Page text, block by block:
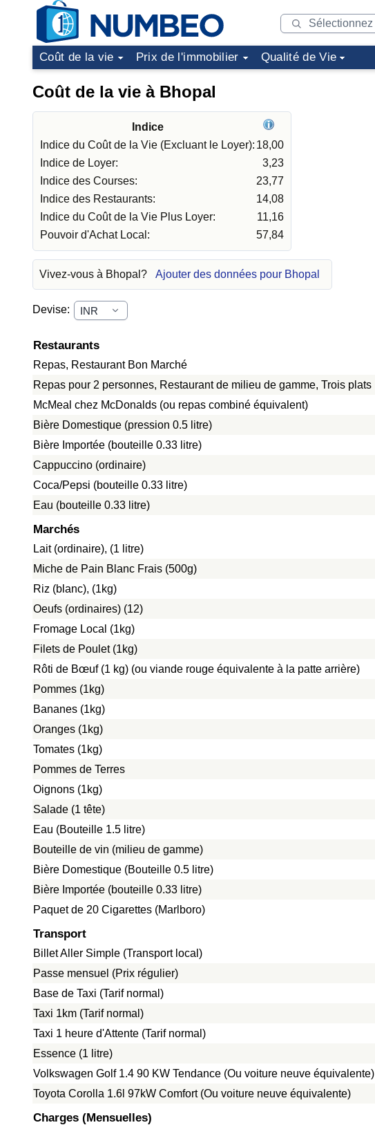
Coût de la vie Prix de l'immobilier Qualité de Vie
Coût de la vie à Bhopal
Indice
Indice du Coût de la Vie (Excluant le Loyer): 18,00
Indice de Loyer:
3,23
Indice des Courses:
23,77
Indice des Restaurants:
14,08
Indice du Coût de la Vie Plus Loyer:
11,16
Pouvoir d'Achat Local:
57,84
Vivez-vous à Bhopal? Ajouter des données pour Bhopal
Devise:
Restaurants
Repas, Restaurant Bon Marché
Repas pour 2 personnes, Restaurant de milieu de gamme, Trois plats
McMeal chez McDonalds (ou repas combiné équivalent)
Bière Domestique (pression 0.5 litre)
Bière Importée (bouteille 0.33 litre)
Cappuccino (ordinaire)
Coca/Pepsi (bouteille 0.33 litre)
Eau (bouteille 0.33 litre)
Marchés
Lait (ordinaire), (1 litre)
Miche de Pain Blanc Frais (500g)
Riz (blanc), (1kg)
Oeufs (ordinaires) (12)
Fromage Local (1kg)
Filets de Poulet (1kg)
Rôti de Bœuf (1 kg) (ou viande rouge équivalente à la patte arrière)
Pommes (1kg)
Bananes (1kg)
Oranges (1kg)
Tomates (1kg)
Pommes de Terres
Oignons (1kg)
Salade (1 tête)
Eau (Bouteille 1.5 litre)
Bouteille de vin (milieu de gamme)
Bière Domestique (Bouteille 0.5 litre)
Bière Importée (bouteille 0.33 litre)
Paquet de 20 Cigarettes (Marlboro)
Transport
Billet Aller Simple (Transport local)
Passe mensuel (Prix régulier)
Base de Taxi (Tarif normal)
Taxi 1km (Tarif normal)
Taxi 1 heure d'Attente (Tarif normal)
Essence (1 litre)
Volkswagen Golf 1.4 90 KW Tendance (Ou voiture neuve équivalente)
Toyota Corolla 1.6l 97kW Comfort (Ou voiture neuve équivalente)
Charges (Mensuelles)